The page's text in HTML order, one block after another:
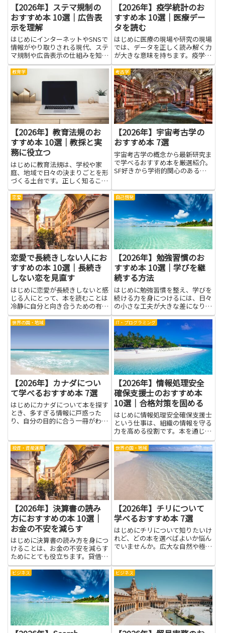
【2026年】ステマ規制の
おすすめ本 10選｜広告表
示を理解
はじめにインターネットやSNSで
情報がやり取りされる現代、ステ
マ規制や広告表示の仕組みを知っ
ておくことは大きな利点になりま
す。本を通して学べば、法的な基
礎知識だけでなく、実際の事例を
通した判断力や倫理的な視点が身
につきます。発信者であればリ...
【2026年】疫学統計のお
すすめ本 10選｜医療デー
タを読む
はじめに医療の現場や研究の現場
では、データを正しく読み解く力
が大きな意味を持ちます。疫学統
計の考え方を実践的に学ぶと、医
療データを読む際の視点が見違え
るほど変わり、論文の要点を素早
くつかみ、報告書やプレゼンテー
ションで伝える力が高まりま
す。...
教育学
【2026年】教育法規のお
すすめ本 10選｜教採と実
務に役立つ
はじめに教育法規は、学校や家
庭、地域で日々の決まりごとを形
づくる土台です。正しく知ること
は、先生や保護者、学生が安心し
て学び、活動する助けになりま
す。法の目的や原則を理解する
と、授業計画や学校行事の進め
方、トラブルが起きたときの対応
が分かり...
考古学
【2026年】宇宙考古学の
おすすめ本 7選
宇宙考古学の概念から最新研究ま
で学べるおすすめ本を厳選紹介。
SF好きから学術的関心のある読
恋愛
恋愛で長続きしない人にお
すすめの本 10選｜長続き
しない恋を見直す
はじめに恋愛が長続きしないと感
じる人にとって、本を読むことは
冷静に自分と向き合うための有効
な手段になります。恋愛の心理や
コミュニケーションの基本、価値
れると、自分がなぜ同じパターン
う...
自己啓発
【2026年】勉強習慣のお
すすめ本 10選｜学びを継
続する方法
はじめに勉強習慣を整え、学びを
続ける力を身につけるには、日々
の小さな工夫が大きな差になりま
す。本書は、無理なく始められる
方法から、続けやすい仕組みの作
り方まで、実践的なヒントをわか
りやすくまとめています。忙しい
日でも、毎日数分の見直しや短
い...
世界の国・地域
【2026年】カナダについ
て学べるおすすめ本 7選
はじめにカナダについて本を探す
とき、多すぎる情報に戸惑った
り、自分の目的に合う一冊がわか
か、移住やワーキングホリデーの
準備のために手厚いガイドが欲し
いのか、あるいは歴史や文化を深
く学...
IT・プログラミング
【2026年】情報処理安全
確保支援士のおすすめ本
10選｜合格対策を固める
はじめに情報処理安全確保支援士
という仕事は、組織の情報を守る
力を高める役割です。本を通じ
て、専門的な考え方をわかりやす
く学び、現場の対策を組み立てる
力を育てられます。この記事は、
そのテーマを学ぶことで得られる
メリットを、読みやすい言葉で三
投資・資産運用
【2026年】決算書の読み
方におすすめの本 10選｜
お金の不安を減らす
はじめに決算書の読み方を身につ
けることは、お金の不安を減らす
ためにとても役立ちます。貸借対
照表や損益計算書、キャッシュフ
ロー計算書の基本がわかれば、企
業や自分の家計がどこで儲け、ど
こで支出が膨らんでいるかが見え
てきます。数字の裏にある意味
を...
世界の国・地域
【2026年】チリについて
学べるおすすめ本 7選
はじめにチリについて知りたいけ
れど、どの本を選べばよいか悩ん
でいませんか。広大な自然や極端
ぶべきテーマは多岐にわたり、入
門書から専門書、旅行ガイドや小
説まで選択肢は豊富です。本記
事...
ビジネス ビジネス